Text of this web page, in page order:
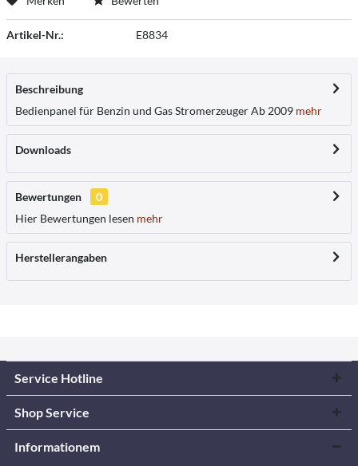
Artikel-Nr.: E8834
Beschreibung
Bedienpanel für Benzin und Gas Stromerzeuger Ab 2009 mehr
Downloads
Bewertungen
0
Hier Bewertungen lesen mehr
Herstellerangaben
Service Hotline
Shop Service
Informationem